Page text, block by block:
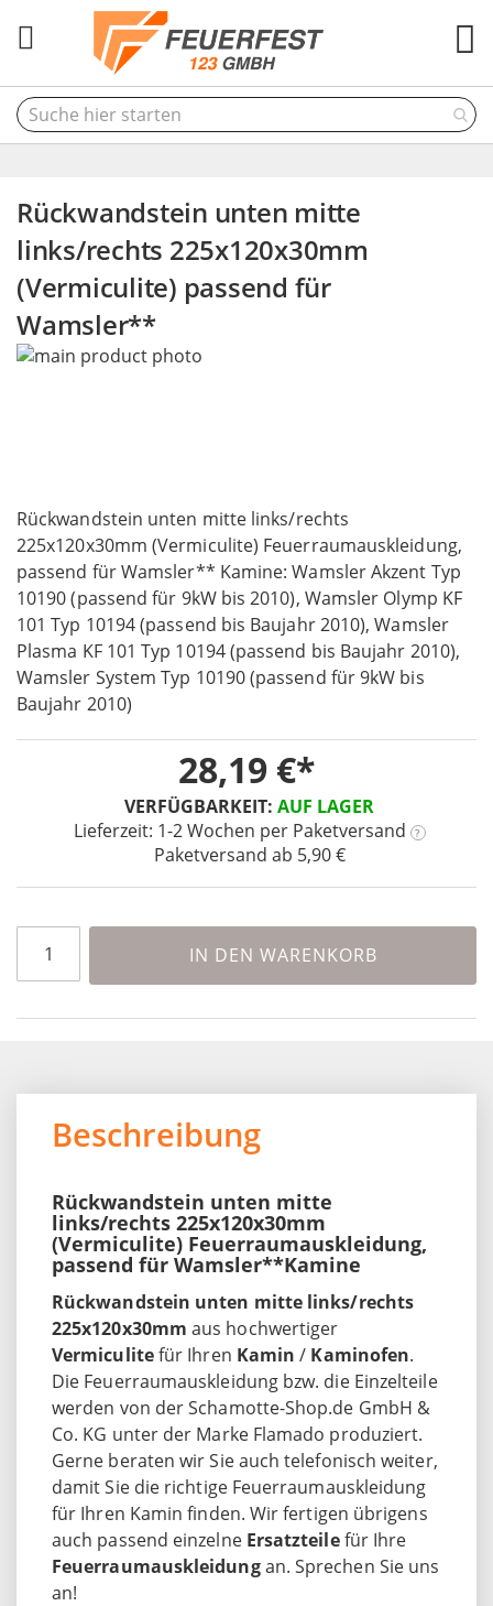
Rückwandstein unten mitte
links/rechts 225x120x30mm
(Vermiculite) passend für
Wamsler**
Rückwandstein unten mitte links/rechts
225x120x30mm (Vermiculite) Feuerraumauskleidung,
passend für Wamsler** Kamine: Wamsler Akzent Typ
10190 (passend für 9kW bis 2010), Wamsler Olymp KF
101 Typ 10194 (passend bis Baujahr 2010), Wamsler
Plasma KF 101 Typ 10194 (passend bis Baujahr 2010),
Wamsler System Typ 10190 (passend für 9kW bis
Baujahr 2010)
VERFÜGBARKEIT: AUF LAGER
Lieferzeit: 1-2 Wochen per Paketversand ?
Paketversand ab 5,90 €
28,19 €
IN DEN WARENKORB
Skip
gallery
to
the
beginning
of
the
images
gallery
Beschreibung
Rückwandstein unten mitte
links/rechts 225x120x30mm
(Vermiculite) Feuerraumauskleidung,
passend für Wamsler**Kamine
Rückwandstein unten mitte links/rechts
225x120x30mmaus hochwertiger
Vermiculitefür Ihren Kamin/ Kaminofen.
Die Feuerraumauskleidung bzw. die Einzelteile
werden von der Schamotte-Shop.de GmbH &
Co. KG unter der Marke Flamado produziert.
Gerne beraten wir Sie auch telefonisch weiter,
damit Sie die richtige Feuerraumauskleidung
für Ihren Kamin finden. Wir fertigen übrigens
auch passend einzelne Ersatzteilefür Ihre
Feuerraumauskleidungan. Sprechen Sie uns
an!